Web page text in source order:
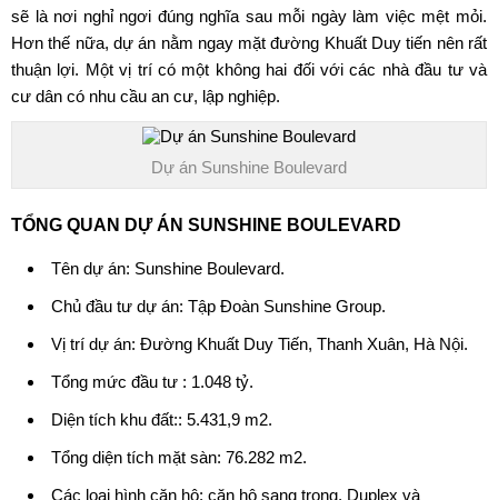
sẽ là nơi nghỉ ngơi đúng nghĩa sau mỗi ngày làm việc mệt mỏi.
Hơn thế nữa, dự án nằm ngay mặt đường Khuất Duy tiến nên rất
thuận lợi. Một vị trí có một không hai đối với các nhà đầu tư và
cư dân có nhu cầu an cư, lập nghiệp.
Dự án Sunshine Boulevard
TỔNG QUAN DỰ ÁN SUNSHINE BOULEVARD
Tên dự án: Sunshine Boulevard.
Chủ đầu tư dự án: Tập Đoàn Sunshine Group.
Vị trí dự án: Đường Khuất Duy Tiến, Thanh Xuân, Hà Nội.
Tổng mức đầu tư : 1.048 tỷ.
Diện tích khu đất:: 5.431,9 m2.
Tổng diện tích mặt sàn: 76.282 m2.
Các loại hình căn hộ: căn hộ sang trọng, Duplex và